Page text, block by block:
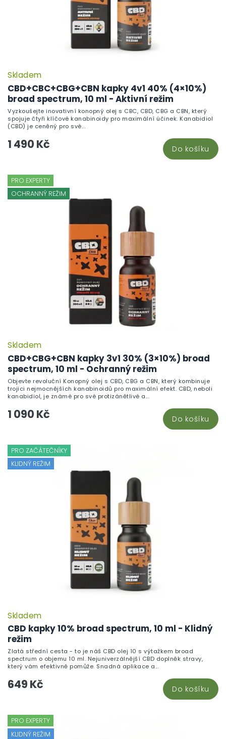
CBD+CBC+CBG+CBN kapky 4v1 40% (4×10%)
broad spectrum, 10 ml - Aktivní režim
Skladem
1 490 Kč Do košíku
Vyzkoušejte inovativní konopný olej s CBC, CBD, CBG a CBN, který
spojuje čtyři klíčové kanabinoidy pro maximální účinek. Kanabidiol
(CBD) je ceněný pro své...
PRO EXPERTY
OCHRANNÝ REŽIM
CBD+CBG+CBN kapky 3v1 30% (3×10%) broad
spectrum, 10 ml - Ochranný režim
Skladem
1 090 Kč Do košíku
Objevte revoluční Konopný olej s CBD, CBG a CBN, který kombinuje
trojici nejmocnějších kanabinoidů pro maximální efekt. CBD, neboli
kanabidiol, je známé pro své protizánětlivé a...
PRO ZAČÁTEČNÍKY
KLIDNÝ REŽIM
CBD kapky 10% broad spectrum, 10 ml - Klidný
režim
Skladem
649 Kč Do košíku
Zlatá střední cesta - to je náš CBD olej 10 s výtažkem broad
spectrum o objemu 10 ml. Nejuniverzálnější CBD doplněk stravy,
který vám efektivně pomůže. Snadná aplikace a...
PRO EXPERTY
KLIDNÝ REŽIM